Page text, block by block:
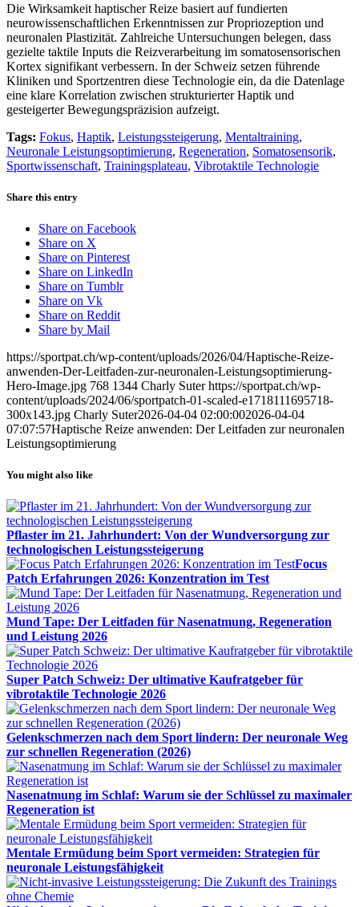
Die Wirksamkeit haptischer Reize basiert auf fundierten
neurowissenschaftlichen Erkenntnissen zur Propriozeption und
neuronalen Plastizität. Zahlreiche Untersuchungen belegen, dass
gezielte taktile Inputs die Reizverarbeitung im somatosensorischen
Kortex signifikant verbessern. In der Schweiz setzen führende
Kliniken und Sportzentren diese Technologie ein, da die Datenlage
eine klare Korrelation zwischen strukturierter Haptik und
gesteigerter Bewegungspräzision aufzeigt.
Tags: Fokus, Haptik, Leistungssteigerung, Mentaltraining,
Neuronale Leistungsoptimierung, Regeneration, Somatosensorik,
Sportwissenschaft, Trainingsplateau, Vibrotaktile Technologie
Share this entry
Share on Facebook
Share on X
Share on Pinterest
Share on LinkedIn
Share on Tumblr
Share on Vk
Share on Reddit
Share by Mail
https://sportpat.ch/wp-content/uploads/2026/04/Haptische-Reize-
anwenden-Der-Leitfaden-zur-neuronalen-Leistungsoptimierung-
Hero-Image.jpg 768 1344 Charly Suter https://sportpat.ch/wp-
content/uploads/2024/06/sportpatch-01-scaled-e1718111695718-
300x143.jpg Charly Suter2026-04-04 02:00:002026-04-04
07:07:57Haptische Reize anwenden: Der Leitfaden zur neuronalen
Leistungsoptimierung
You might also like
Pflaster im 21. Jahrhundert: Von der Wundversorgung zur
technologischen Leistungssteigerung
Focus
Patch Erfahrungen 2026: Konzentration im Test
Mund Tape: Der Leitfaden für Nasenatmung, Regeneration
und Leistung 2026
Super Patch Schweiz: Der ultimative Kaufratgeber für
vibrotaktile Technologie 2026
Gelenkschmerzen nach dem Sport lindern: Der neuronale Weg
zur schnellen Regeneration (2026)
Nasenatmung im Schlaf: Warum sie der Schlüssel zu maximaler
Regeneration ist
Mentale Ermüdung beim Sport vermeiden: Strategien für
neuronale Leistungsfähigkeit